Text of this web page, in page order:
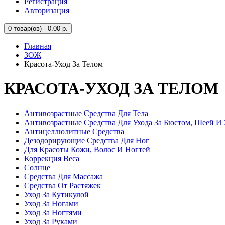
Авторизация
0 товар(ов) - 0.00 р.
Главная
ЗОЖ
Красота-Уход За Телом
КРАСОТА-УХОД ЗА ТЕЛОМ
Антивозрастные Средства Для Тела
Антивозрастные Средства Для Ухода За Бюстом, Шеей И
Антицеллюлитные Средства
Дезодорирующие Средства Для Ног
Для Красоты Кожи, Волос И Ногтей
Коррекция Веса
Солнце
Средства Для Массажа
Средства От Растяжек
Уход За Кутикулой
Уход За Ногами
Уход За Ногтями
Уход За Руками